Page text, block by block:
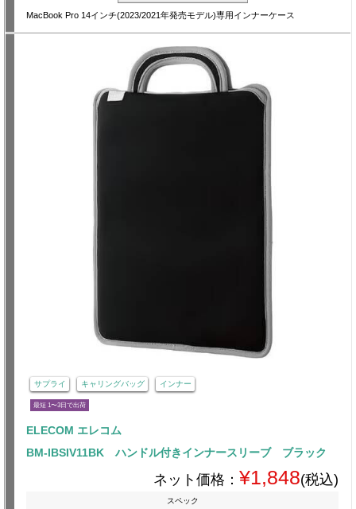
MacBook Pro 14インチ(2023/2021年発売モデル)専用インナーケース
サプライ キャリングバッグ インナー
最短 1〜3日で出荷
ELECOM エレコム
BM-IBSIV11BK ハンドル付きインナースリーブ ブラック
ネット価格： ¥1,848(税込)
スペック